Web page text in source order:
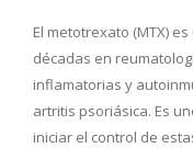
El metotrexato (MTX)
décadas en
inflamatorias y
artritis psoriásica. Es
iniciar el control de